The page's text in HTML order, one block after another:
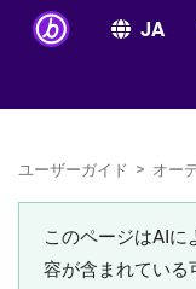
ユーザーガイド > オー
このページはAI
容が含まれている